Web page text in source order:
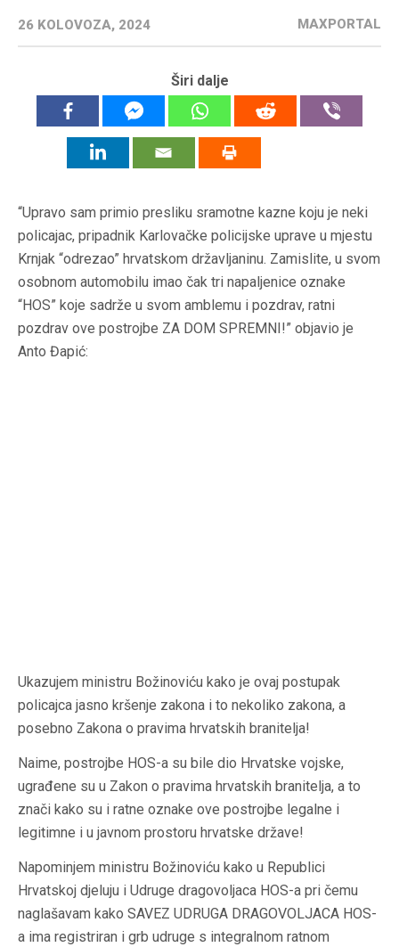
26 KOLOVOZA, 2024 MAXPORTAL
Širi dalje
“Upravo sam primio presliku sramotne kazne koju je neki
policajac, pripadnik Karlovačke policijske uprave u mjestu
Krnjak “odrezao” hrvatskom državljaninu. Zamislite, u svom
osobnom automobilu imao čak tri napaljenice oznake
“HOS” koje sadrže u svom amblemu i pozdrav, ratni
pozdrav ove postrojbe ZA DOM SPREMNI!” objavio je
Anto Đapić:
Ukazujem ministru Božinoviću kako je ovaj postupak
policajca jasno kršenje zakona i to nekoliko zakona, a
posebno Zakona o pravima hrvatskih branitelja!
Naime, postrojbe HOS-a su bile dio Hrvatske vojske,
ugrađene su u Zakon o pravima hrvatskih branitelja, a to
znači kako su i ratne oznake ove postrojbe legalne i
legitimne i u javnom prostoru hrvatske države!
Napominjem ministru Božinoviću kako u Republici
Hrvatskoj djeluju i Udruge dragovoljaca HOS-a pri čemu
naglašavam kako SAVEZ UDRUGA DRAGOVOLJACA HOS-
a ima registriran i grb udruge s integralnom ratnom